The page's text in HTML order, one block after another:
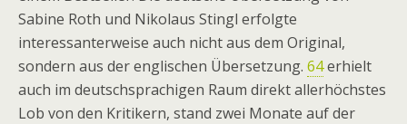
Sabine Roth und Nikolaus Stingl erfolgte
interessanterweise auch nicht aus dem Original,
sondern aus der englischen Übersetzung. 64erhielt
auch im deutschsprachigen Raum direkt allerhöchstes
Lob von den Kritikern, stand zwei Monate auf der